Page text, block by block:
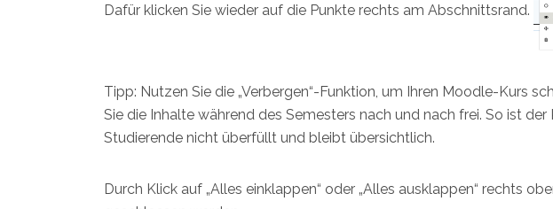
Dafür klicken Sie wieder auf die Punkte rechts am Abschnittsrand.
Tipp: Nutzen Sie die „Verbergen“-Funktion, um Ihren Moodle-Kurs
Sie die Inhalte während des Semesters nach und nach frei. So ist
Studierende nicht überfüllt und bleibt übersichtlich.
Durch Klick auf „Alles einklappen“ oder „Alles ausklappen“ rechts